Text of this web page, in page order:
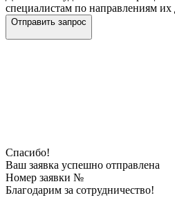
специалистам по направлениям их
Отправить запрос
Спасибо!
Ваш заявка успешно отправлена
Номер заявки №
Благодарим за сотрудничество!